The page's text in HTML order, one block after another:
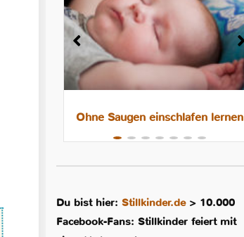
Ohne Saugen einschlafen lernen
Du bist hier:Stillkinder.de> 10.000
Facebook-Fans: Stillkinder feiert mit